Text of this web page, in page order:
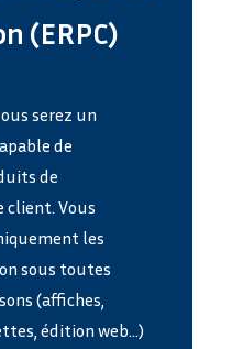
(ERPC)
serez un
de
de
client. Vous
les
sous toutes
(affiches,
édition web…)